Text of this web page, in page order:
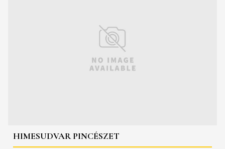
HIMESUDVAR PINCÉSZET